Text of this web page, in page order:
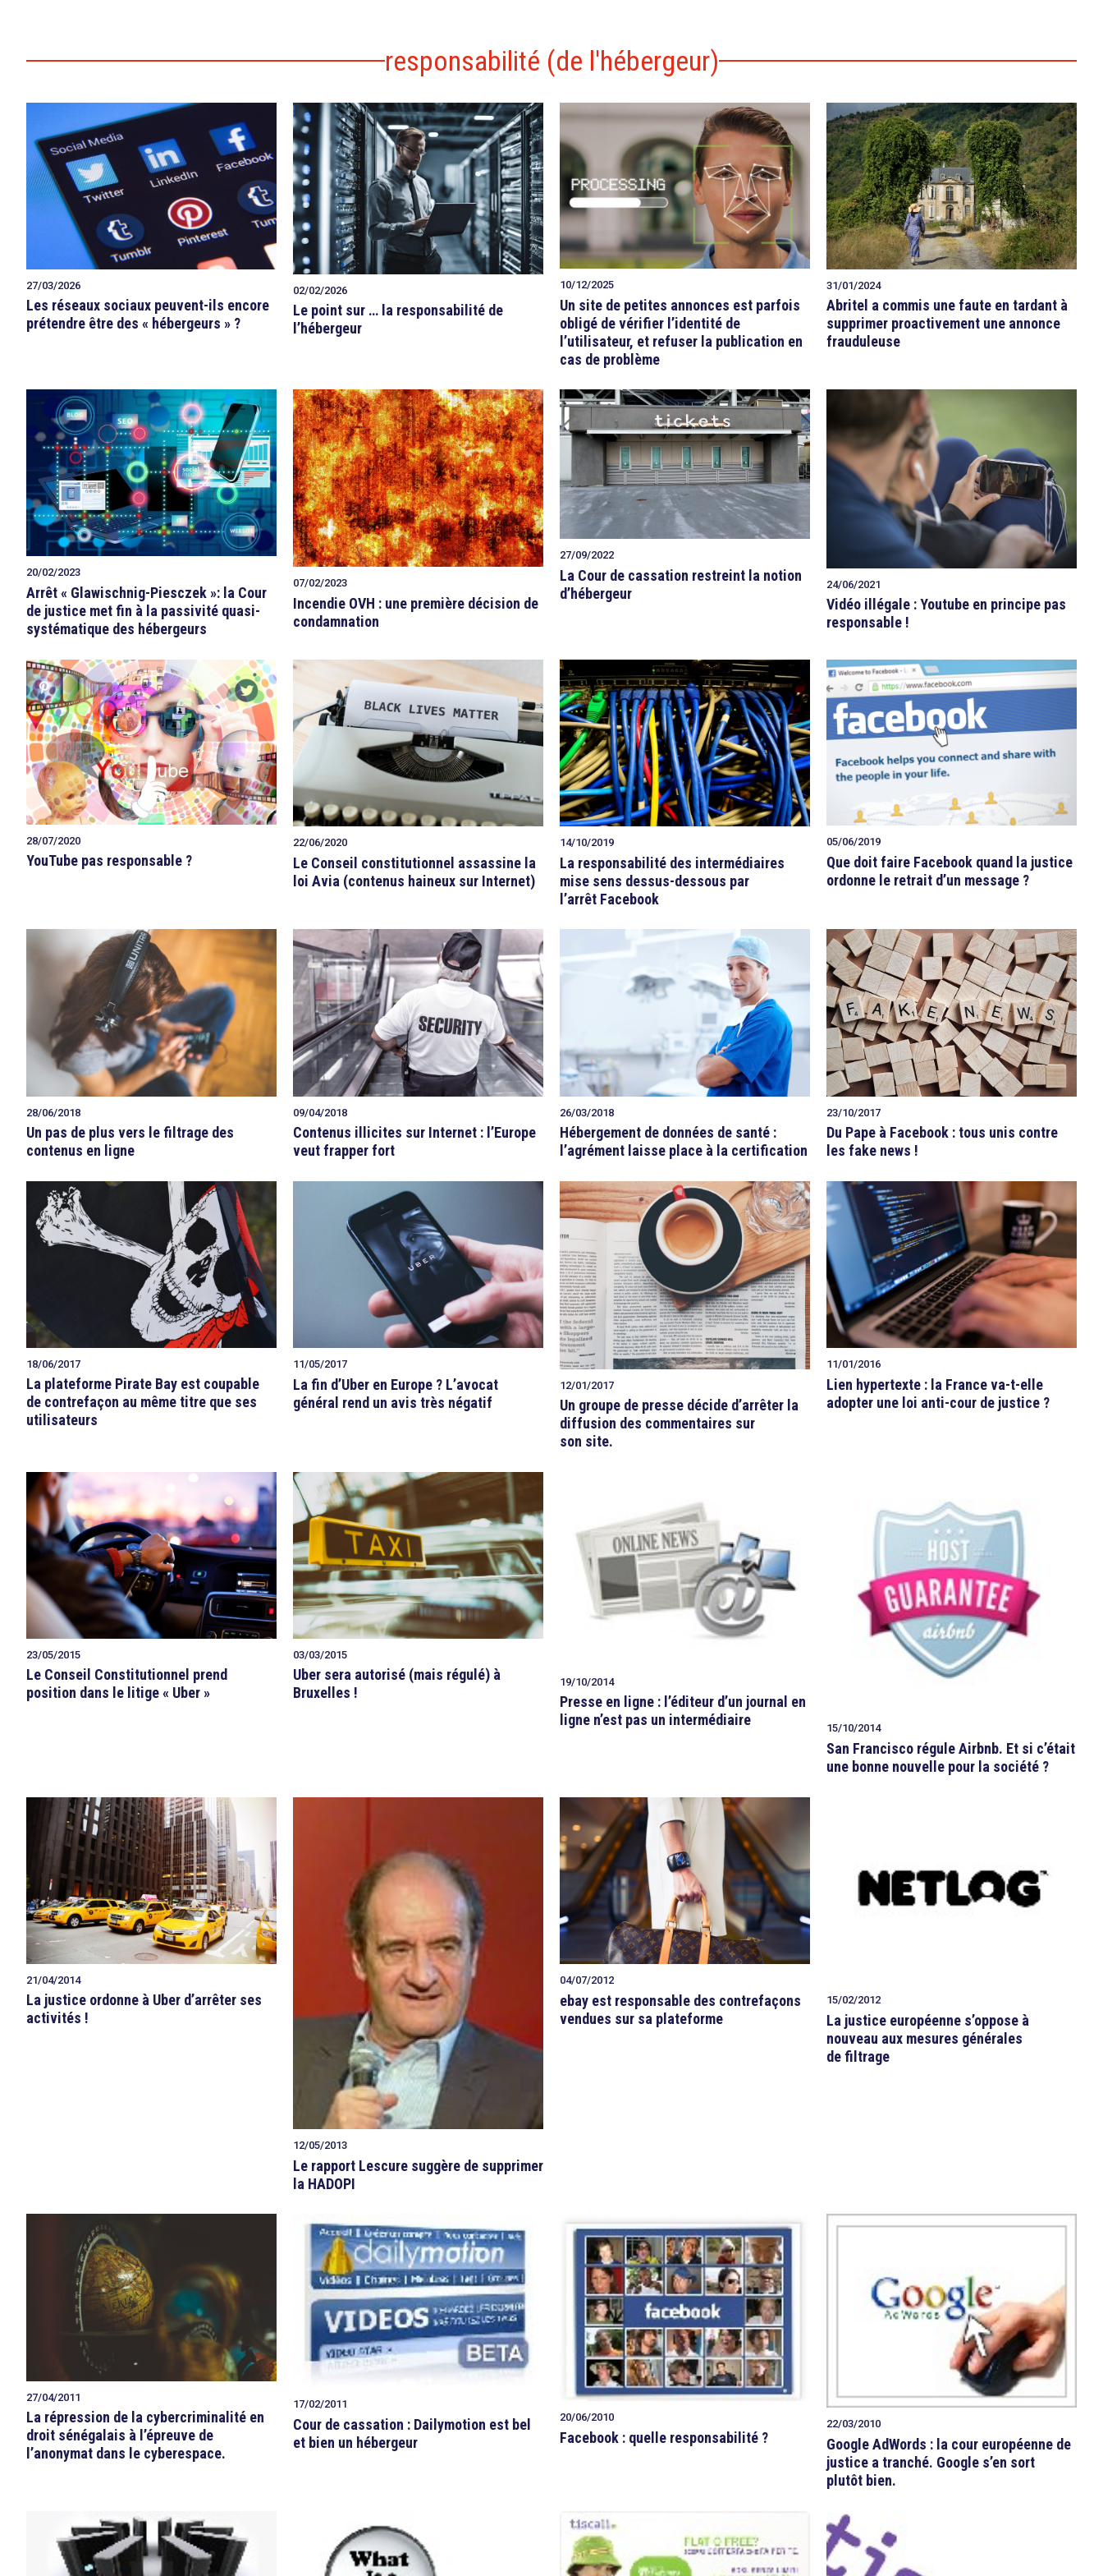
responsabilité (de l'hébergeur)
27/03/2026
Les réseaux sociaux peuvent-ils encore
prétendre être des « hébergeurs » ?
02/02/2026
Le point sur … la responsabilité de
l’hébergeur
10/12/2025
Un site de petites annonces est parfois
obligé de vérifier l’identité de
l’utilisateur, et refuser la publication en
cas de problème
31/01/2024
Abritel a commis une faute en tardant à
supprimer proactivement une annonce
frauduleuse
20/02/2023
Arrêt « Glawischnig-Piesczek »: la Cour
de justice met fin à la passivité quasi-
systématique des hébergeurs
07/02/2023
Incendie OVH : une première décision de
condamnation
27/09/2022
La Cour de cassation restreint la notion
d’hébergeur
24/06/2021
Vidéo illégale : Youtube en principe pas
responsable !
28/07/2020
YouTube pas responsable ?
22/06/2020
Le Conseil constitutionnel assassine la
loi Avia (contenus haineux sur Internet)
14/10/2019
La responsabilité des intermédiaires
mise sens dessus-dessous par
l’arrêt Facebook
05/06/2019
Que doit faire Facebook quand la justice
ordonne le retrait d’un message ?
28/06/2018
Un pas de plus vers le filtrage des
contenus en ligne
09/04/2018
Contenus illicites sur Internet : l’Europe
veut frapper fort
26/03/2018
Hébergement de données de santé :
l’agrément laisse place à la certification
23/10/2017
Du Pape à Facebook : tous unis contre
les fake news !
18/06/2017
La plateforme Pirate Bay est coupable
de contrefaçon au même titre que ses
utilisateurs
11/05/2017
La fin d’Uber en Europe ? L’avocat
général rend un avis très négatif
12/01/2017
Un groupe de presse décide d’arrêter la
diffusion des commentaires sur
son site.
11/01/2016
Lien hypertexte : la France va-t-elle
adopter une loi anti-cour de justice ?
23/05/2015
Le Conseil Constitutionnel prend
position dans le litige « Uber »
03/03/2015
Uber sera autorisé (mais régulé) à
Bruxelles !
19/10/2014
Presse en ligne : l’éditeur d’un journal en
ligne n’est pas un intermédiaire
15/10/2014
San Francisco régule Airbnb. Et si c’était
une bonne nouvelle pour la société ?
21/04/2014
La justice ordonne à Uber d’arrêter ses
activités !
12/05/2013
Le rapport Lescure suggère de supprimer
la HADOPI
04/07/2012
ebay est responsable des contrefaçons
vendues sur sa plateforme
15/02/2012
La justice européenne s’oppose à
nouveau aux mesures générales
de filtrage
27/04/2011
La répression de la cybercriminalité en
droit sénégalais à l’épreuve de
l’anonymat dans le cyberespace.
17/02/2011
Cour de cassation : Dailymotion est bel
et bien un hébergeur
20/06/2010
Facebook : quelle responsabilité ?
22/03/2010
Google AdWords : la cour européenne de
justice a tranché. Google s’en sort
plutôt bien.